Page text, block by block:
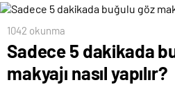
1042 okunma
Sadece 5 dakikada
makyajı nasıl yapılır?